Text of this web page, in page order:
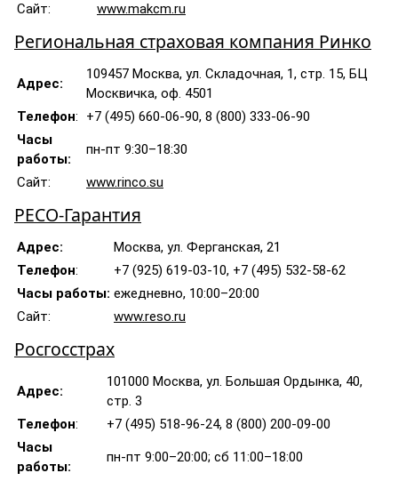
Сайт: www.makcm.ru
Региональная страховая компания Ринко
Адрес:
109457 Москва, ул. Складочная, 1, стр. 15, БЦ
Москвичка, оф. 4501
Телефон:
+7 (495) 660-06-90, 8 (800) 333-06-90
Часы
работы:
пн-пт 9:30–18:30
Сайт: www.rinco.su
РЕСО-Гарантия
Адрес:
Москва, ул. Ферганская, 21
Телефон:
+7 (925) 619-03-10, +7 (495) 532-58-62
Часы работы: ежедневно, 10:00–20:00
Сайт:
www.reso.ru
Росгосстрах
Адрес:
101000 Москва, ул. Большая Ордынка, 40,
стр. 3
Телефон:
+7 (495) 518-96-24, 8 (800) 200-09-00
Часы
работы:
пн-пт 9:00–20:00; сб 11:00–18:00